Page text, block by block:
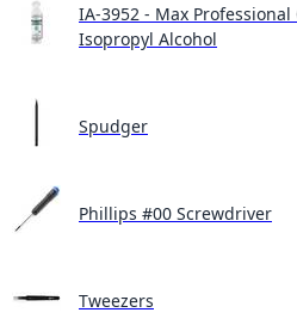
IA-3952 - Max
Isopropyl Alcohol
Spudger
Phillips #00 Screwdriver
Tweezers